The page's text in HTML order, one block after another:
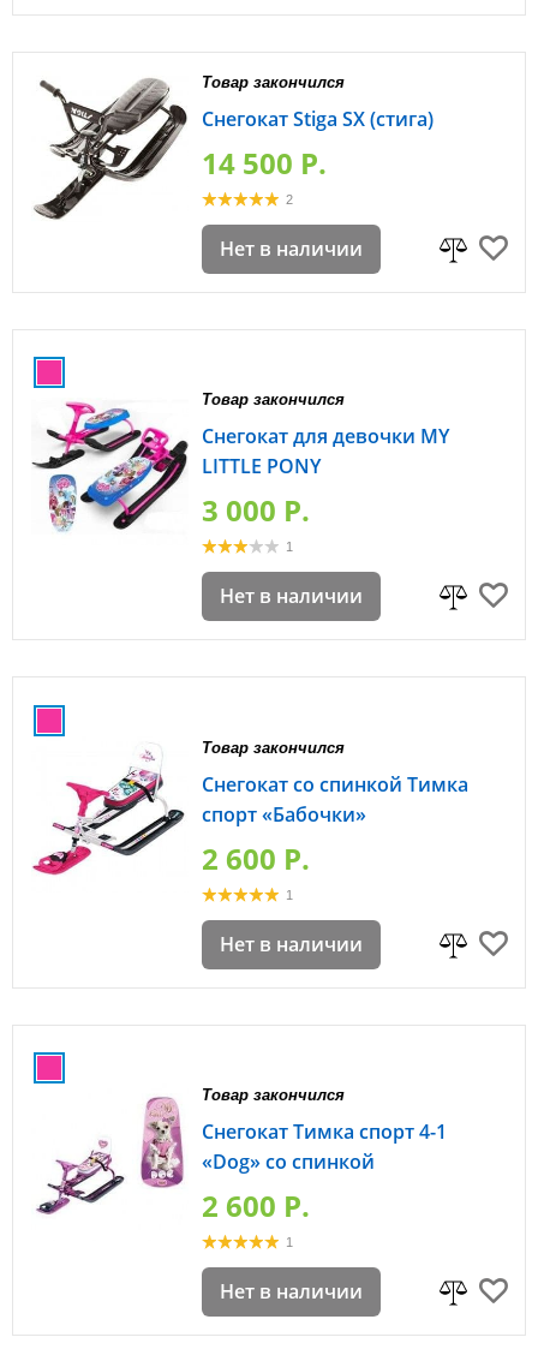
Товар закончился
Снегокат Stiga SX (стига)
14 500 P.
2
Нет в наличии
Товар закончился
Снегокат для девочки MY
LITTLE PONY
3 000 P.
1
Нет в наличии
Товар закончился
Снегокат со спинкой Тимка
спорт «Бабочки»
2 600 P.
1
Нет в наличии
Товар закончился
Снегокат Тимка спорт 4-1
«Dog» со спинкой
2 600 P.
1
Нет в наличии